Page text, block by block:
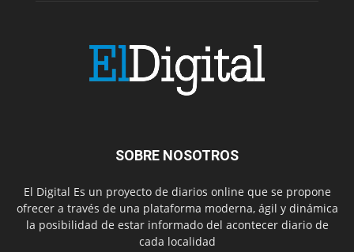
SOBRE NOSOTROS
El Digital Es un proyecto de diarios online que se propone
ofrecer a través de una plataforma moderna, ágil y dinámica
la posibilidad de estar informado del acontecer diario de
cada localidad